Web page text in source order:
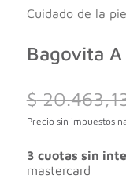
Cuidado de la
Bagovita
$
Precio sin impuestos
3 cuotas sin
mastercard